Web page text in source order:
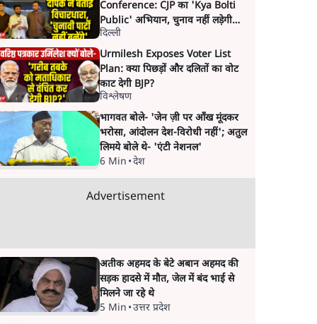
Conference: CJP का 'Kya Bolti
Public' अभियान, चुनाव नहीं लड़ेगी
CJP!
दिल्ली
Urmilesh Exposes Voter List
Plan: क्या पिछड़ों और दलितों का वोट
काट देगी BJP?
विश्लेषण
भागवत बोले- 'जेन ज़ी पर आँख मूंदकर
भरोसा, आंदोलन देश-विरोधी नहीं'; अतुल
लिमये बोले थे- 'एंटी नेशनल'
6 Min •देश
Advertisement
अतीक अहमद के बेटे अबान अहमद की
सड़क हादसे में मौत, जेल में बंद भाई से
मिलने जा रहे थे
5 Min •उत्तर प्रदेश